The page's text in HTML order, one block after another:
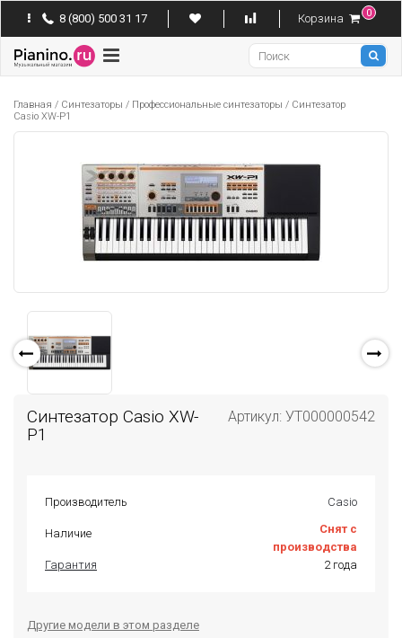
8 (800) 500 31 17 Корзина 0
Pianino
Главная / Синтезаторы / Профессиональные синтезаторы / Синтезатор
Casio XW-P1
Синтезатор Casio XW-
P1
Артикул: УТ000000542
Производитель Casio
Наличие
Снят с
производства
Гарантия
2 года
Другие модели в этом разделе